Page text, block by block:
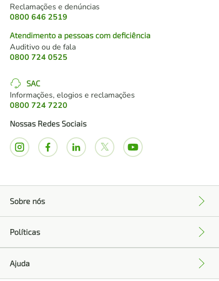
Reclamações e denúncias
0800 646 2519
Atendimento a pessoas com deficiência
Auditivo ou de fala
0800 724 0525
SAC
Informações, elogios e reclamações
0800 724 7220
Nossas Redes Sociais
Sobre nós
Políticas
Ajuda